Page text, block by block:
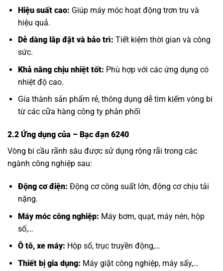
Hiệu suất cao: Giúp máy móc hoạt động trơn tru và
hiệu quả.
Dễ dàng lắp đặt và bảo trì: Tiết kiệm thời gian và công
sức.
Khả năng chịu nhiệt tốt: Phù hợp với các ứng dụng có
nhiệt độ cao.
Gía thành sản phẩm rẻ, thông dụng dễ tìm kiếm vòng bi
từ các cữa hàng công ty phân phối
2.2 Ứng dụng của – Bạc đạn 6240
Vòng bi cầu rãnh sâu được sử dụng rộng rãi trong các
ngành công nghiệp sau:
Động cơ điện: Động cơ công suất lớn, động cơ chịu tải
nặng.
Máy móc công nghiệp: Máy bơm, quạt, máy nén, hộp
số,…
Ô tô, xe máy: Hộp số, trục truyền động,…
Thiết bị gia dụng: Máy giặt công nghiệp, máy sấy,…